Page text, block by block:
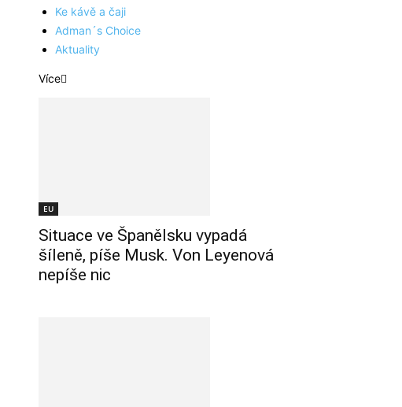
Ke kávě a čaji
Adman´s Choice
Aktuality
Více
EU
Situace ve Španělsku vypadá
šíleně, píše Musk. Von Leyenová
nepíše nic